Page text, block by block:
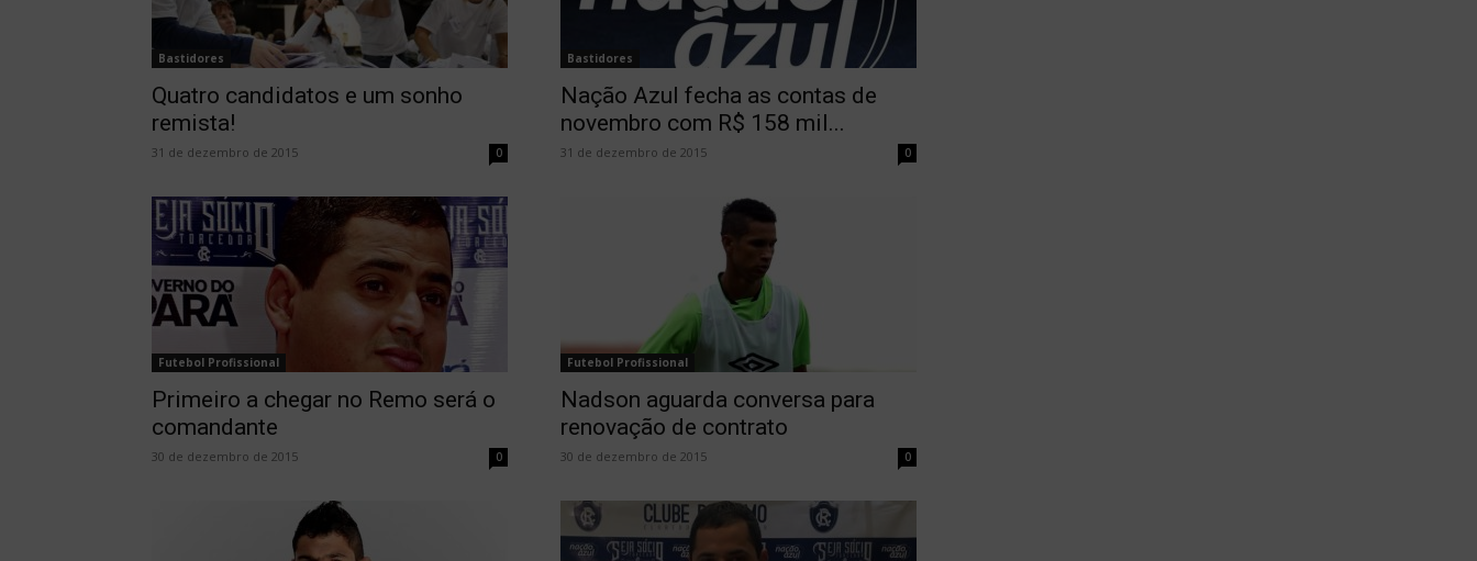
Bastidores
Quatro candidatos e um sonho
remista!
31 de dezembro de 2015 0
Bastidores
Nação Azul fecha as contas de
novembro com R$ 158 mil...
31 de dezembro de 2015 0
Futebol Profissional
Primeiro a chegar no Remo será o
comandante
30 de dezembro de 2015 0
Futebol Profissional
Nadson aguarda conversa para
renovação de contrato
30 de dezembro de 2015 0